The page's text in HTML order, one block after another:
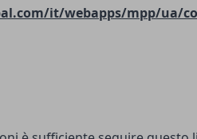
it/webapps/mpp/ua/